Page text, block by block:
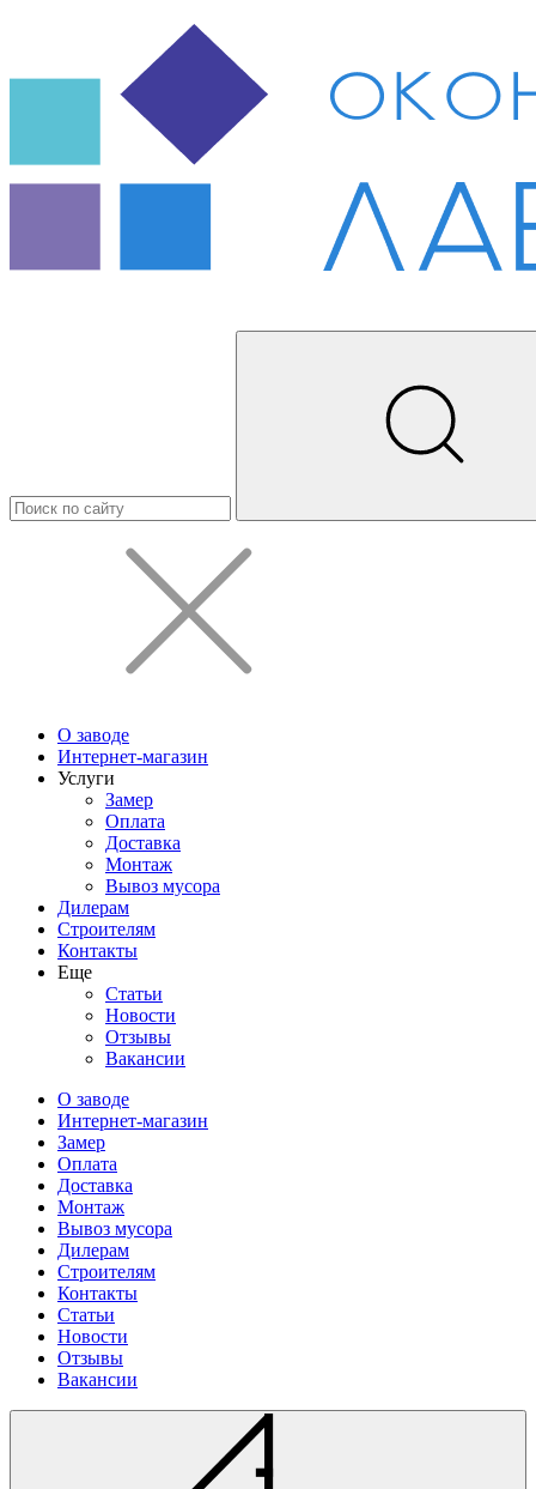
О заводе
Интернет-магазин
Услуги
Замер
Оплата
Доставка
Монтаж
Вывоз мусора
Дилерам
Строителям
Контакты
Еще
Статьи
Новости
Отзывы
Вакансии
О заводе
Интернет-магазин
Замер
Оплата
Доставка
Монтаж
Вывоз мусора
Дилерам
Строителям
Контакты
Статьи
Новости
Отзывы
Вакансии